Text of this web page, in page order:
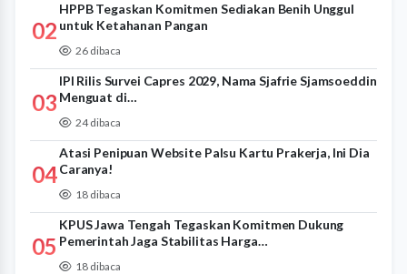
02
HPPB Tegaskan Komitmen Sediakan Benih Unggul
untuk Ketahanan Pangan
26 dibaca
03
IPI Rilis Survei Capres 2029, Nama Sjafrie Sjamsoeddin
Menguat di…
24 dibaca
04
Atasi Penipuan Website Palsu Kartu Prakerja, Ini Dia
Caranya!
18 dibaca
05
KPUS Jawa Tengah Tegaskan Komitmen Dukung
Pemerintah Jaga Stabilitas Harga…
18 dibaca